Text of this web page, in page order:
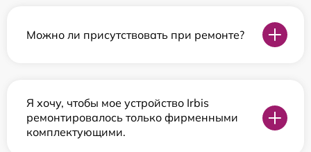
Можно ли присутствовать при ремонте?
Я хочу, чтобы мое устройство Irbis
ремонтировалось только фирменными
комплектующими.